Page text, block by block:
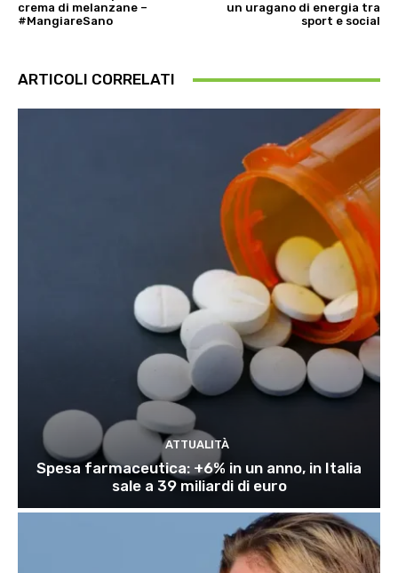
crema di melanzane –
#MangiareSano
un uragano di energia tra
sport e social
ARTICOLI CORRELATI
ATTUALITÀ
Spesa farmaceutica: +6% in un anno, in Italia
sale a 39 miliardi di euro